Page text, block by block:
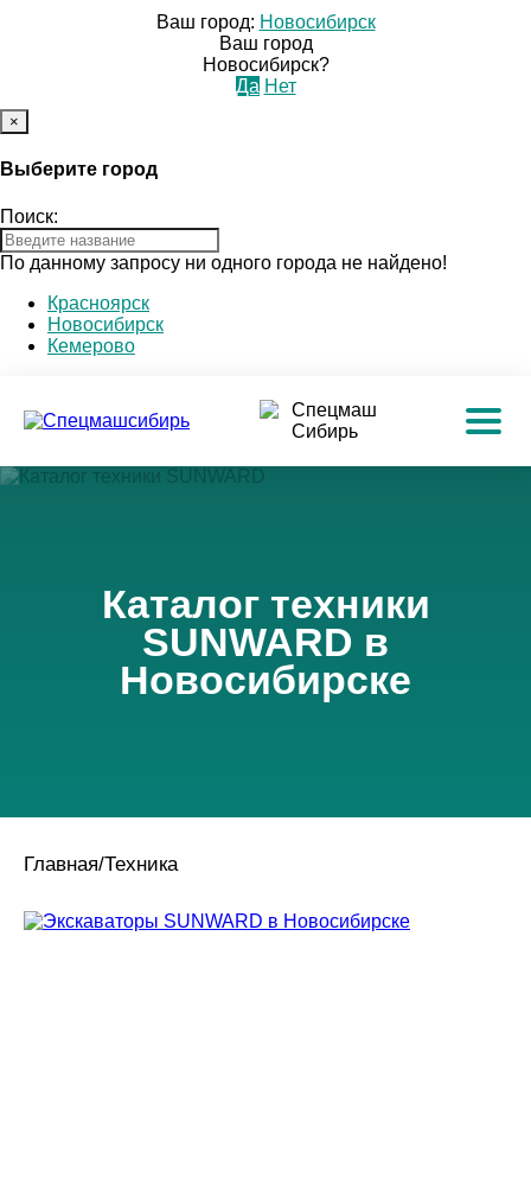
Ваш город: Новосибирск
Ваш город
Новосибирск?
Да Нет
×
Выберите город
Поиск:
По данному запросу ни одного города не найдено!
Красноярск
Новосибирск
Кемерово
Каталог техники
SUNWARD в
Новосибирске
Главная/Техника